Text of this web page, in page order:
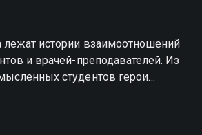
лежат истории взаимоотношений
и врачей-преподавателей. Из
студентов герои
профессионалов. Все
— Леры Чеховой.